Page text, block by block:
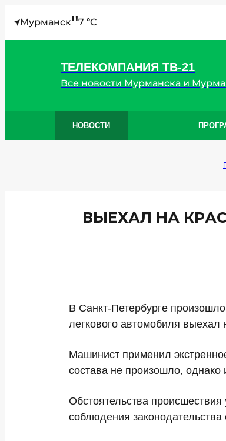
Мурманск"7 °C
ТЕЛЕКОМПАНИЯ ТВ-21
Все новости Мурманска и
НОВОСТИ
ВЫЕХАЛ НА
В Санкт-Петербурге
легкового автомобиля
Машинист применил
состава не произошло,
Обстоятельства происшествия
соблюдения